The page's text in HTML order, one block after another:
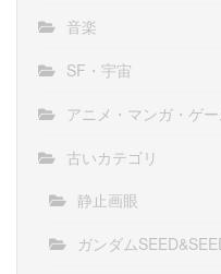
音楽
SF・宇宙
アニメ・マンガ・ゲ
古いカテゴリ
静止画眼
ガンダム